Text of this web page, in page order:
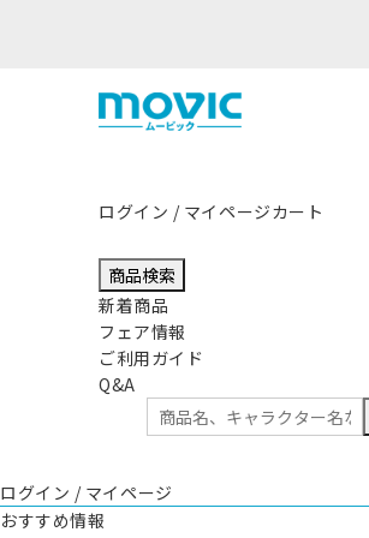
ログイン / マイページカート
商品検索
新着商品
フェア情報
ご利用ガイド
Q&A
ログイン / マイページ
おすすめ情報